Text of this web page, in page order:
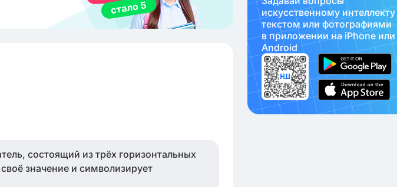
состоящий из трёх горизонтальных
значение и символизирует
искуcственному интеллекту
текстом или фотографиями
в приложении на iPhone или
Android